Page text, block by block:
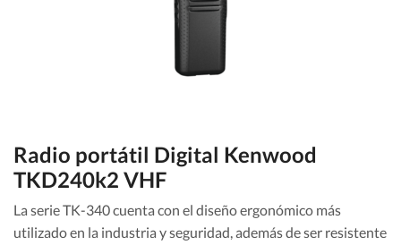
Radio portátil Digital Kenwood
TKD240k2 VHF
La serie TK-340 cuenta con el diseño ergonómico más
utilizado en la industria y seguridad, además de ser resistente